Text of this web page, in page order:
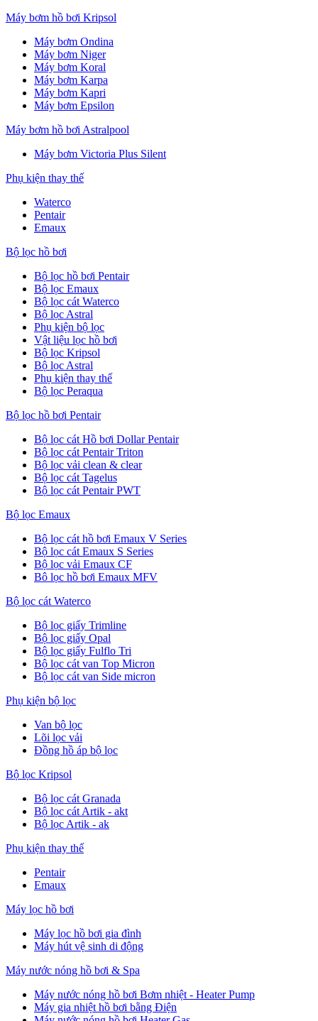
Máy bơm hồ bơi Kripsol
Máy bơm Ondina
Máy bơm Niger
Máy bơm Koral
Máy bơm Karpa
Máy bơm Kapri
Máy bơm Epsilon
Máy bơm hồ bơi Astralpool
Máy bơm Victoria Plus Silent
Phụ kiện thay thế
Waterco
Pentair
Emaux
Bộ lọc hồ bơi
Bộ lọc hồ bơi Pentair
Bộ lọc Emaux
Bộ lọc cát Waterco
Bộ lọc Astral
Phụ kiện bộ lọc
Vật liệu lọc hồ bơi
Bộ lọc Kripsol
Bộ lọc Astral
Phụ kiện thay thế
Bộ lọc Peraqua
Bộ lọc hồ bơi Pentair
Bộ lọc cát Hồ bơi Dollar Pentair
Bộ lọc cát Pentair Triton
Bộ lọc vải clean & clear
Bộ lọc cát Tagelus
Bộ lọc cát Pentair PWT
Bộ lọc Emaux
Bộ lọc cát hồ bơi Emaux V Series
Bộ lọc cát Emaux S Series
Bộ lọc vải Emaux CF
Bô lọc hồ bơi Emaux MFV
Bộ lọc cát Waterco
Bộ lọc giấy Trimline
Bộ lọc giấy Opal
Bộ lọc giấy Fulflo Tri
Bộ lọc cát van Top Micron
Bộ lọc cát van Side micron
Phụ kiện bộ lọc
Van bộ lọc
Lõi lọc vải
Đồng hồ áp bộ lọc
Bộ lọc Kripsol
Bộ lọc cát Granada
Bộ lọc cát Artik - akt
Bộ lọc Artik - ak
Phụ kiện thay thế
Pentair
Emaux
Máy lọc hồ bơi
Máy lọc hồ bơi gia đình
Máy hút vệ sinh di động
Máy nước nóng hồ bơi & Spa
Máy nước nóng hồ bơi Bơm nhiệt - Heater Pump
Máy gia nhiệt hồ bơi bằng Điện